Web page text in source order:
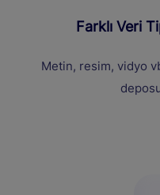
Farklı Veri
Metin, resim, vidyo